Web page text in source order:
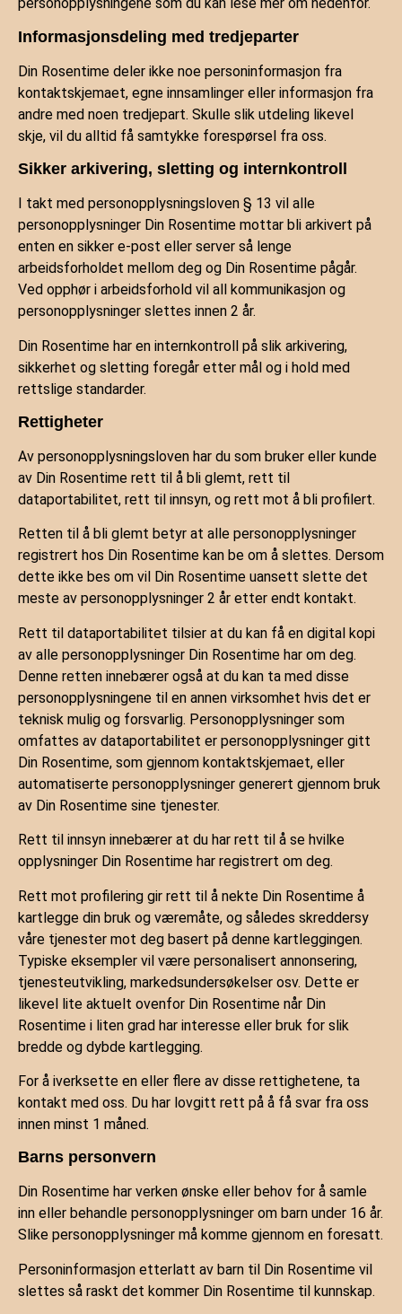
personopplysningene som du kan lese mer om nedenfor.
Informasjonsdeling med tredjeparter
Din Rosentime deler ikke noe personinformasjon fra
kontaktskjemaet, egne innsamlinger eller informasjon fra
andre med noen tredjepart. Skulle slik utdeling likevel
skje, vil du alltid få samtykke forespørsel fra oss.
Sikker arkivering, sletting og internkontroll
I takt med personopplysningsloven § 13 vil alle
personopplysninger Din Rosentime mottar bli arkivert på
enten en sikker e-post eller server så lenge
arbeidsforholdet mellom deg og Din Rosentime pågår.
Ved opphør i arbeidsforhold vil all kommunikasjon og
personopplysninger slettes innen 2 år.
Din Rosentime har en internkontroll på slik arkivering,
sikkerhet og sletting foregår etter mål og i hold med
rettslige standarder.
Rettigheter
Av personopplysningsloven har du som bruker eller kunde
av Din Rosentime rett til å bli glemt, rett til
dataportabilitet, rett til innsyn, og rett mot å bli profilert.
Retten til å bli glemt betyr at alle personopplysninger
registrert hos Din Rosentime kan be om å slettes. Dersom
dette ikke bes om vil Din Rosentime uansett slette det
meste av personopplysninger 2 år etter endt kontakt.
Rett til dataportabilitet tilsier at du kan få en digital kopi
av alle personopplysninger Din Rosentime har om deg.
Denne retten innebærer også at du kan ta med disse
personopplysningene til en annen virksomhet hvis det er
teknisk mulig og forsvarlig. Personopplysninger som
omfattes av dataportabilitet er personopplysninger gitt
Din Rosentime, som gjennom kontaktskjemaet, eller
automatiserte personopplysninger generert gjennom bruk
av Din Rosentime sine tjenester.
Rett til innsyn innebærer at du har rett til å se hvilke
opplysninger Din Rosentime har registrert om deg.
Rett mot profilering gir rett til å nekte Din Rosentime å
kartlegge din bruk og væremåte, og således skreddersy
våre tjenester mot deg basert på denne kartleggingen.
Typiske eksempler vil være personalisert annonsering,
tjenesteutvikling, markedsundersøkelser osv. Dette er
likevel lite aktuelt ovenfor Din Rosentime når Din
Rosentime i liten grad har interesse eller bruk for slik
bredde og dybde kartlegging.
For å iverksette en eller flere av disse rettighetene, ta
kontakt med oss. Du har lovgitt rett på å få svar fra oss
innen minst 1 måned.
Barns personvern
Din Rosentime har verken ønske eller behov for å samle
inn eller behandle personopplysninger om barn under 16 år.
Slike personopplysninger må komme gjennom en foresatt.
Personinformasjon etterlatt av barn til Din Rosentime vil
slettes så raskt det kommer Din Rosentime til kunnskap.